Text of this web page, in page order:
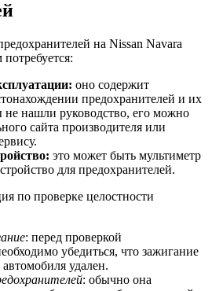
на Nissan Navara
оно содержит
предохранителей и их
нашли руководство, его можно
сайта производителя или
это может быть мультиметр
для предохранителей.
по проверке целостности
: перед проверкой
убедиться, что зажигание
удален.
: обычно она